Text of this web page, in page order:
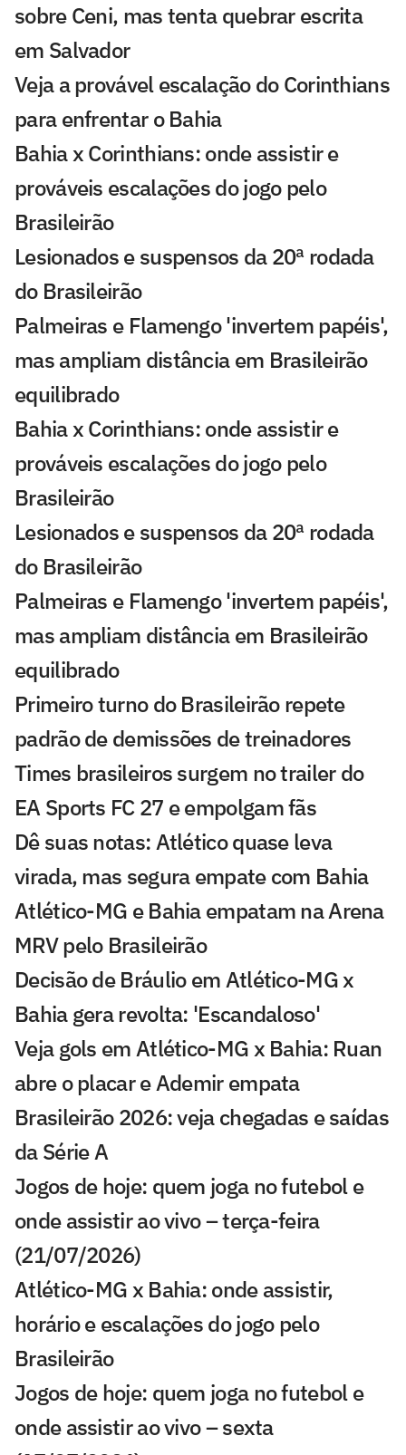
sobre Ceni, mas tenta quebrar escrita
em Salvador
Veja a provável escalação do Corinthians
para enfrentar o Bahia
Bahia x Corinthians: onde assistir e
prováveis escalações do jogo pelo
Brasileirão
Lesionados e suspensos da 20ª rodada
do Brasileirão
Palmeiras e Flamengo 'invertem papéis',
mas ampliam distância em Brasileirão
equilibrado
Bahia x Corinthians: onde assistir e
prováveis escalações do jogo pelo
Brasileirão
Lesionados e suspensos da 20ª rodada
do Brasileirão
Palmeiras e Flamengo 'invertem papéis',
mas ampliam distância em Brasileirão
equilibrado
Primeiro turno do Brasileirão repete
padrão de demissões de treinadores
Times brasileiros surgem no trailer do
EA Sports FC 27 e empolgam fãs
Dê suas notas: Atlético quase leva
virada, mas segura empate com Bahia
Atlético-MG e Bahia empatam na Arena
MRV pelo Brasileirão
Decisão de Bráulio em Atlético-MG x
Bahia gera revolta: 'Escandaloso'
Veja gols em Atlético-MG x Bahia: Ruan
abre o placar e Ademir empata
Brasileirão 2026: veja chegadas e saídas
da Série A
Jogos de hoje: quem joga no futebol e
onde assistir ao vivo – terça-feira
(21/07/2026)
Atlético-MG x Bahia: onde assistir,
horário e escalações do jogo pelo
Brasileirão
Jogos de hoje: quem joga no futebol e
onde assistir ao vivo – sexta